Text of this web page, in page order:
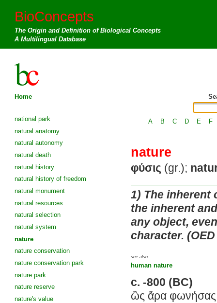
BioConcepts
The Origin and Definition of Biological Concepts
A Multilingual Database
Home
national park
natural anatomy
natural autonomy
natural death
natural history
natural history of freedom
natural monument
natural resources
natural selection
natural system
nature
nature conservation
nature conservation park
nature park
nature reserve
nature's value
A B C D E F
nature
φύσις (gr.);
1) The inherent
the inherent
any object,
character.
see also
human nature
c. -800 (BC)
ὣς ἄρα φωνήσας